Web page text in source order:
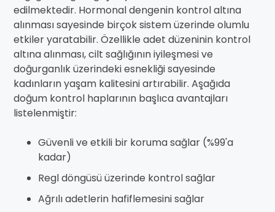
edilmektedir. Hormonal dengenin kontrol altına
alınması sayesinde birçok sistem üzerinde olumlu
etkiler yaratabilir. Özellikle adet düzeninin kontrol
altına alınması, cilt sağlığının iyileşmesi ve
doğurganlık üzerindeki esnekliği sayesinde
kadınların yaşam kalitesini artırabilir. Aşağıda
doğum kontrol haplarının başlıca avantajları
listelenmiştir:
Güvenli ve etkili bir koruma sağlar (%99'a
kadar)
Regl döngüsü üzerinde kontrol sağlar
Ağrılı adetlerin hafiflemesini sağlar